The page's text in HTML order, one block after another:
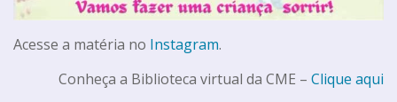
Acesse a matéria no Instagram.
Conheça a Biblioteca virtual da CME – Clique aqui